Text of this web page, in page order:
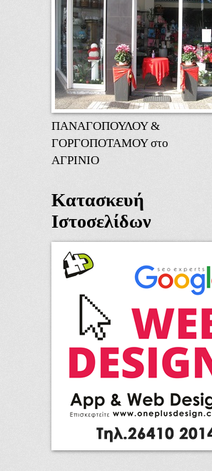
ΠΑΝΑΓΟΠΟΥΛΟΥ &
ΓΟΡΓΟΠΟΤΑΜΟΥ στο
ΑΓΡΙΝΙΟ
Κατασκευή
Ιστοσελίδων